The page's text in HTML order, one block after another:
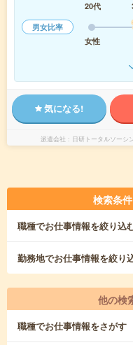
20代
男女比率
女性
気になる!
派遣会社 日研トータルソー
検索条
職種でお仕事情報を絞り込
勤務地でお仕事情報を絞り
他の検
職種でお仕事情報をさがす